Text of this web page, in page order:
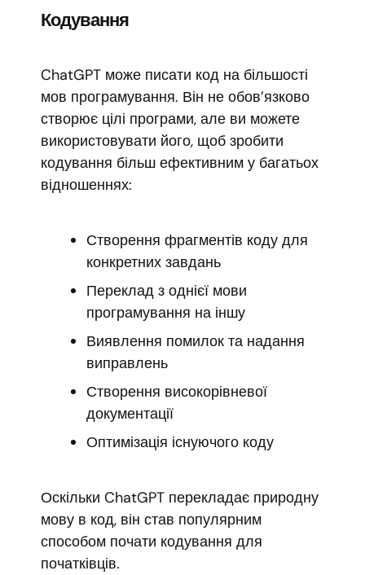
Кодування
ChatGPT може писати код на більшості
мов програмування. Він не обов’язково
створює цілі програми, але ви можете
використовувати його, щоб зробити
кодування більш ефективним у багатьох
відношеннях:
Створення фрагментів коду для
конкретних завдань
Переклад з однієї мови
програмування на іншу
Виявлення помилок та надання
виправлень
Створення високорівневої
документації
Оптимізація існуючого коду
Оскільки ChatGPT перекладає природну
мову в код, він став популярним
способом почати кодування для
початківців.